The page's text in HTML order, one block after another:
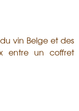
vin Belge et des
entre un coffret